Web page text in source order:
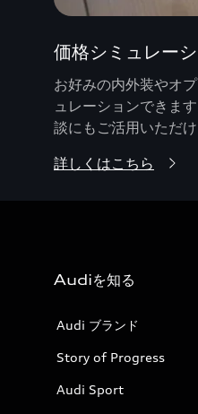
価格シミュレー
お好みの内外装やオ
ュレーションできま
談にもご活用いただけ
詳しくはこちら
Audiを知る
Audi ブランド
Story of Progress
Audi Sport